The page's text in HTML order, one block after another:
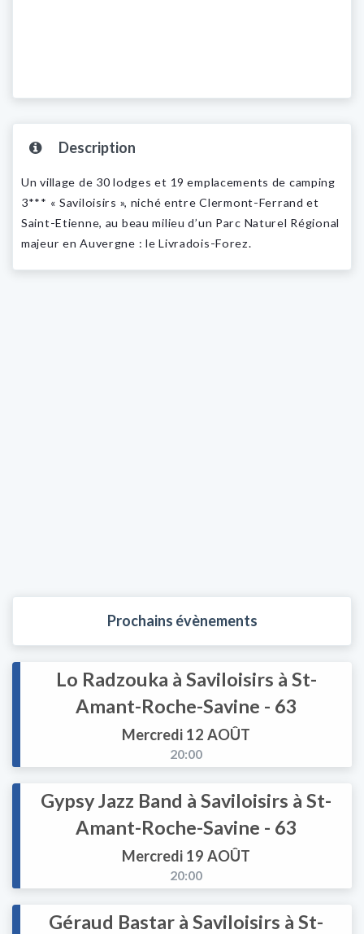
Description
Un village de 30 lodges et 19 emplacements de camping
3*** « Saviloisirs », niché entre Clermont-Ferrand et
Saint-Etienne, au beau milieu d’un Parc Naturel Régional
majeur en Auvergne : le Livradois-Forez.
Prochains évènements
Lo Radzouka à Saviloisirs à St-
Amant-Roche-Savine - 63
Mercredi 12 AOÛT
20:00
Gypsy Jazz Band à Saviloisirs à St-
Amant-Roche-Savine - 63
Mercredi 19 AOÛT
20:00
Géraud Bastar à Saviloisirs à St-